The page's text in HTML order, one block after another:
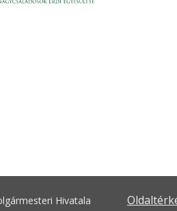
Hivatala